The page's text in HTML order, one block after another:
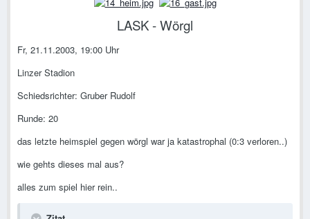
LASK - Wörgl
Fr, 21.11.2003, 19:00 Uhr
Linzer Stadion
Schiedsrichter: Gruber Rudolf
Runde: 20
das letzte heimspiel gegen wörgl war ja katastrophal (0:3 verloren..)
wie gehts dieses mal aus?
alles zum spiel hier rein..